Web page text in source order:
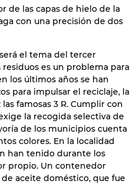
de las capas de hielo de la
con una precisión de dos
el tema del tercer
es un problema para
los últimos años se han
para impulsar el reciclaje, la
famosas 3 R. Cumplir con
la recogida selectiva de
de los municipios cuenta
colores. En la localidad
han tenido durante los
propio. Un contenedor
aceite doméstico, que fue